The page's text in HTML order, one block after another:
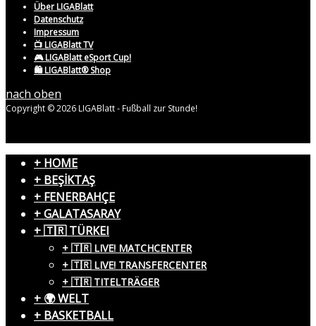
Über LIGABlatt
Datenschutz
Impressum
📺 LIGABlatt TV
🎮 LIGABlatt eSport Cup!
🛍️ LIGABlatt® Shop
nach oben
Copyright © 2026 LIGABlatt - Fußball zur Stunde!
+ HOME
+ BEŞİKTAŞ
+ FENERBAHÇE
+ GALATASARAY
+ 🇹🇷 TÜRKEI
+ 🇹🇷 LIVE! MATCHCENTER
+ 🇹🇷 LIVE! TRANSFERCENTER
+ 🇹🇷 TITELTRÄGER
+ 🌍 WELT
+ BASKETBALL